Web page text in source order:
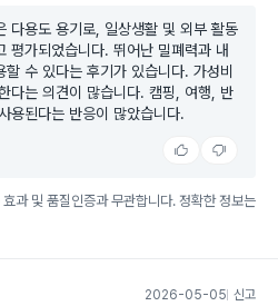
다용도 용기로, 일상생활 및 외부 활동
평가되었습니다. 뛰어난 밀폐력과 내
수 있다는 후기가 있습니다. 가성비
다는 의견이 많습니다. 캠핑, 여행, 반
용된다는 반응이 많았습니다.
과 및 품질인증과 무관합니다. 정확한 정보는
2026-05-05 신고